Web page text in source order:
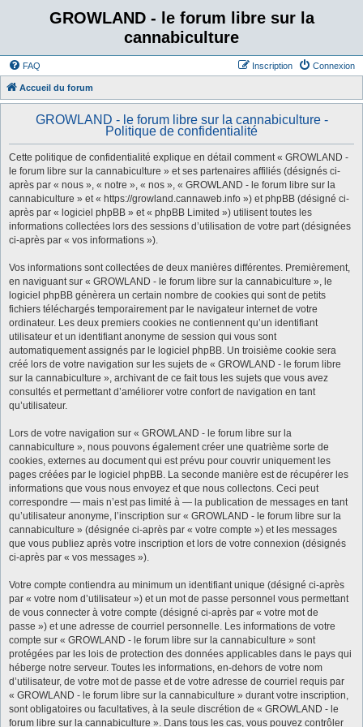
GROWLAND - le forum libre sur la
cannabiculture
FAQ Connexion
Inscription
Accueil du forum
GROWLAND - le forum libre sur la cannabiculture -
Politique de confidentialité
Cette politique de confidentialité explique en détail comment « GROWLAND -
le forum libre sur la cannabiculture » et ses partenaires affiliés (désignés ci-
après par « nous », « notre », « nos », « GROWLAND - le forum libre sur la
cannabiculture » et « https://growland.cannaweb.info ») et phpBB (désigné ci-
après par « logiciel phpBB » et « phpBB Limited ») utilisent toutes les
informations collectées lors des sessions d’utilisation de votre part (désignées
ci-après par « vos informations »).
Vos informations sont collectées de deux manières différentes. Premièrement,
en naviguant sur « GROWLAND - le forum libre sur la cannabiculture », le
logiciel phpBB génèrera un certain nombre de cookies qui sont de petits
fichiers téléchargés temporairement par le navigateur internet de votre
ordinateur. Les deux premiers cookies ne contiennent qu’un identifiant
utilisateur et un identifiant anonyme de session qui vous sont
automatiquement assignés par le logiciel phpBB. Un troisième cookie sera
créé lors de votre navigation sur les sujets de « GROWLAND - le forum libre
sur la cannabiculture », archivant de ce fait tous les sujets que vous avez
consultés et permettant d’améliorer votre confort de navigation en tant
qu’utilisateur.
Lors de votre navigation sur « GROWLAND - le forum libre sur la
cannabiculture », nous pouvons également créer une quatrième sorte de
cookies, externes au document qui est prévu pour couvrir uniquement les
pages créées par le logiciel phpBB. La seconde manière est de récupérer les
informations que vous nous envoyez et que nous collectons. Ceci peut
correspondre — mais n’est pas limité à — la publication de messages en tant
qu’utilisateur anonyme, l’inscription sur « GROWLAND - le forum libre sur la
cannabiculture » (désignée ci-après par « votre compte ») et les messages
que vous publiez après votre inscription et lors de votre connexion (désignés
ci-après par « vos messages »).
Votre compte contiendra au minimum un identifiant unique (désigné ci-après
par « votre nom d’utilisateur ») et un mot de passe personnel vous permettant
de vous connecter à votre compte (désigné ci-après par « votre mot de
passe ») et une adresse de courriel personnelle. Les informations de votre
compte sur « GROWLAND - le forum libre sur la cannabiculture » sont
protégées par les lois de protection des données applicables dans le pays qui
héberge notre serveur. Toutes les informations, en-dehors de votre nom
d’utilisateur, de votre mot de passe et de votre adresse de courriel requis par
« GROWLAND - le forum libre sur la cannabiculture » durant votre inscription,
sont obligatoires ou facultatives, à la seule discrétion de « GROWLAND - le
forum libre sur la cannabiculture ». Dans tous les cas, vous pouvez contrôler